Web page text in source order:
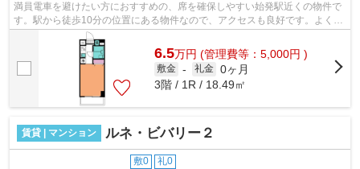
満員電車を避けたい方におすすめの、席を確保しやすい始発駅近くの物件で
す。駅から徒歩10分の位置にある物件なので、アクセスも良好です。よくお
出かけをする方にも便利な、2駅利用可...
6.5万円 (管理費等：5,000円 )
敷金 - 礼金 0ヶ月
3階 / 1R / 18.49㎡
賃貸 | マンション ルネ・ビバリー２
敷0 礼0